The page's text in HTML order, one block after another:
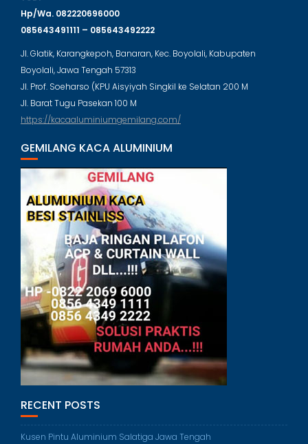
Hp/Wa. 082220696000
085643491111 – 085643492222
Jl. Glatik, Karangkepoh, Banaran, Kec. Boyolali, Kabupaten
Boyolali, Jawa Tengah 57313
Jl. Prof. Soeharso (KPU Aisyiyah Singkil ke Selatan 200 M
Jl. Barat Tugu Pasekan 100 M
https://kacaaluminiumgemilang.com/
GEMILANG KACA ALUMINIUM
RECENT POSTS
Kusen Pintu Aluminium Salatiga Jawa Tengah